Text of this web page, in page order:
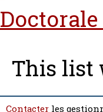
This list
Contacter les